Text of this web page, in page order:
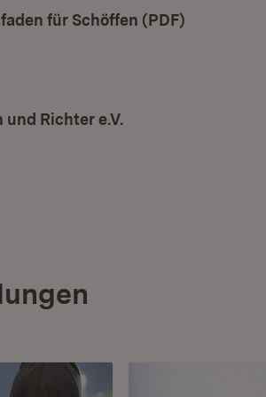
für Schöffen (PDF)
Richter e.V.